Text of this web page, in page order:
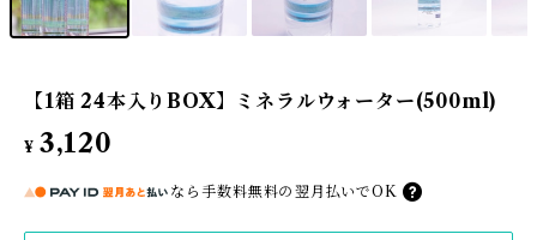
【1箱 24本入りBOX】ミネラルウォーター(500ml)
¥ 3,120
なら 手数料無料の 翌月払いでOK